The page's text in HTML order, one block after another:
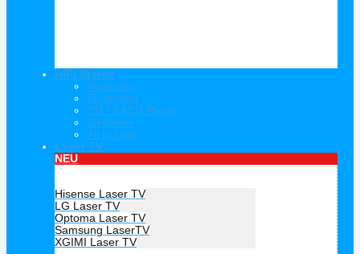
HiFi Stereo
Vorstufen
Endstufen
CD / SACD Player
Streamer
All in One
Laser TV
NEU
Hisense Laser TV
LG Laser TV
Optoma Laser TV
Samsung LaserTV
XGIMI Laser TV